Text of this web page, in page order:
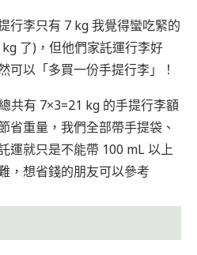
行李只有 7 kg 我覺得蠻吃緊的
了)，但他們家託運行李好
可以「多買一份手提行李」！
共有 7×3=21 kg 的手提行李額
省重量，我們全部帶手提袋、
運就只是不能帶 100 mL 以上
，想省錢的朋友可以參考